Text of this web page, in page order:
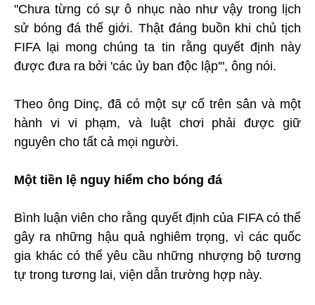
"Chưa từng có sự ô nhục nào như vậy trong lịch
sử bóng đá thế giới. Thật đáng buồn khi chủ tịch
FIFA lại mong chúng ta tin rằng quyết định này
được đưa ra bởi 'các ủy ban độc lập'", ông nói.
Theo ông Dinç, đã có một sự cố trên sân và một
hành vi vi phạm, và luật chơi phải được giữ
nguyên cho tất cả mọi người.
Một tiền lệ nguy hiểm cho bóng đá
Bình luận viên cho rằng quyết định của FIFA có thể
gây ra những hậu quả nghiêm trọng, vì các quốc
gia khác có thể yêu cầu những nhượng bộ tương
tự trong tương lai, viện dẫn trường hợp này.